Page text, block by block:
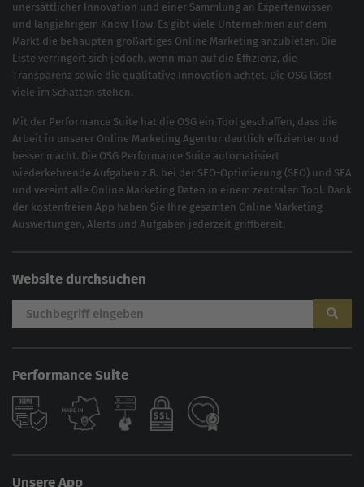
unersättlicher Innovation und einer Sammlung an Expertenwissen
und langjährigem Know-How. Es gibt viele Unternehmen auf dem
Markt die behaupten großartiges Online Marketing anzubieten. Die
Liste verringert sich jedoch, wenn man auf die Effizienz, die
Transparenz sowie die qualitative Innovation achtet. Die OSG lässt
viele im Schatten stehen.
Mit der Performance Suite hat die OSG ein Tool geschaffen, dass die
Arbeit in unserer Online Marketing Agentur deutlich effizienter und
besser macht. Die OSG Performance Suite automatisiert
wiederkehrende Aufgaben z.B. bei der SEO-Optimierung (SEO) und SEA
und vereint alle Online Marketing Daten in einem zentralen Tool. Dank
der kostenfreien App haben Sie Ihre gesamten Online Marketing
Auswertungen, Alerts und Aufgaben jederzeit griffbereit!
Website durchsuchen
Performance Suite
Unsere App